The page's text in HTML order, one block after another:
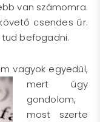
van számomra.
csendes űr.
befogadni.
vagyok egyedül,
mert úgy
gondolom,
most szerte